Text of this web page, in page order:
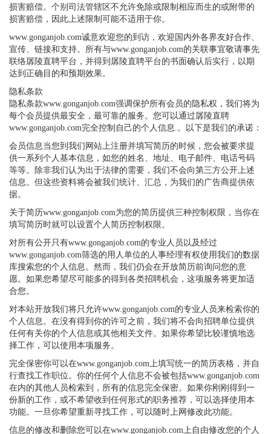
损害赔偿。个别司法管辖区不允许免除或限制相应而生的或附带的
损害赔偿，因此上述限制可能不适用于你。
www.gonganjob.com诚意欢迎您的到访，欢迎国内外各界友好合作、
宣传、链接和支持。所有与www.gonganjob.com的关联事宜敬请事先
联络孱陵直聘平台，并得到孱陵直聘平台的书面确认后实行，以期
达到正确目的和预期效果。
隐私条款
隐私条款www.gonganjob.com强调保护所有会员的隐私权，我们将为
每个会员提供最安全，最可靠的服务。您可以通过孱陵直聘
www.gonganjob.com完全控制自己的个人信息.。以下是我们的承诺：
会员信息当您到我们网站上注册并填写简历的时候，您会被要求提
供一系列个人基本信息，如您的姓名、地址、电子邮件、电话号码
等等。除非我们认为出于法律的需要，我们不会向第三方公开上述
信息。但这些资料将会被我们统计、汇总，为我们的广告商提供依
据。
关于简历www.gonganjob.com为您的简历提供三种控制权限，当你在
填写简历时就可以设置个人简历控制权限。
对所有公开只有www.gonganjob.com的专业人员以及经过
www.gonganjob.com筛选的用人单位的人事经理有权使用我们的数据
库搜索您的个人信息。然而，我们仍会在开放简历前询问您的意
愿。如果您希望尽可能多的得到各类招聘机会，这项服务将更加适
合您。
对本站开放我们将只允许www.gonganjob.com的专业人员来检索你的
个人信息。在没有得到你的许可之前，我们将不会向招聘单位提供
任何有关你的个人信息或其他相关文件。如果你希望比较谨慎地选
择工作，可以使用本项服务。
完全保密你可以在www.gonganjob.com上填写统一的简历表格，并自
行查找工作职位。你的任何个人信息不会被包括www.gonganjob.com
在内的其他人员检索到，所有的信息完全保密。如果你刚刚得到一
份新的工作，或不希望收到任何形式的职务推荐，可以选择使用本
功能。一旦你希望重新寻找工作，可以随时上网修改此功能。
信息的修改和删除您可以在www.gonganjob.com上自由修改您的个人